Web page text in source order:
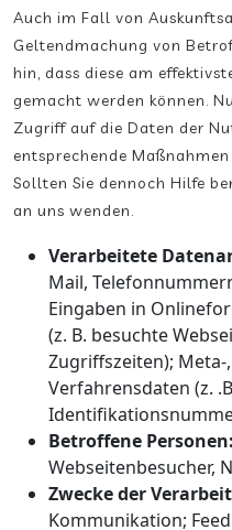
Auch im Fall von
Geltendmachung von
hin, dass diese am
gemacht werden können.
Zugriff auf die Daten der
entsprechende
Sollten Sie dennoch Hilfe
an uns wenden.
Verarbeitete
Mail,
Eingaben in
(z. B. besuchte
Zugriffszeiten);
Verfahrensdaten (z.
Betroffene Personen:
Webseitenbesucher,
Zwecke der
Kommunikation;